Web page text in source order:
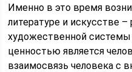
Именно в это время
литературе и искусстве
художественной системы
ценностью является
взаимосвязь человека с